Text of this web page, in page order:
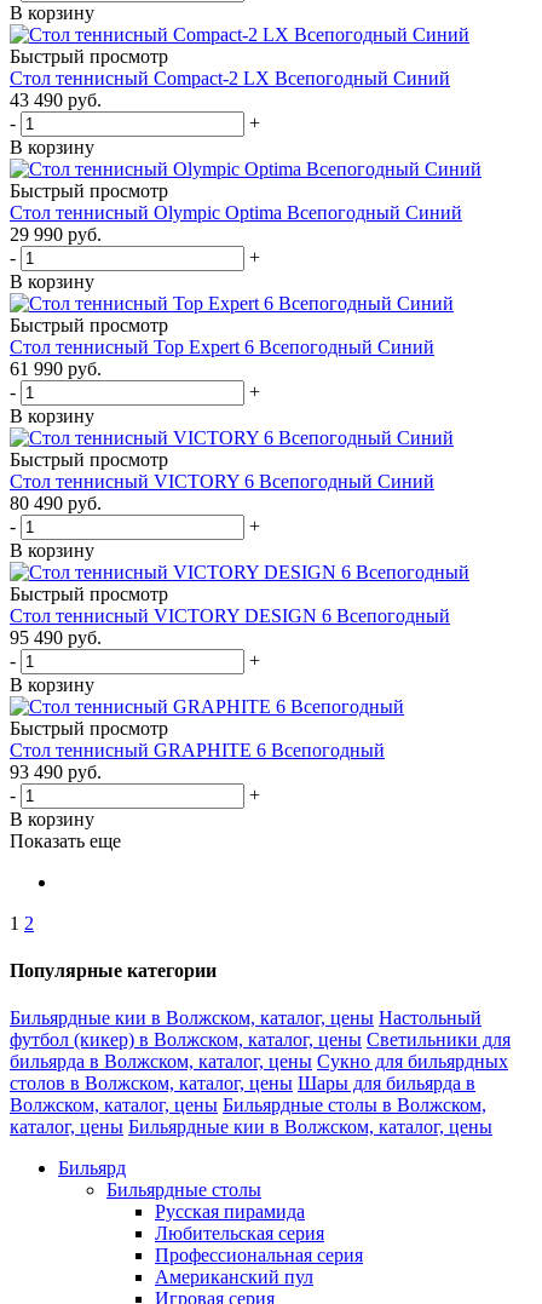
В корзину
Быстрый просмотр
Стол теннисный Compact-2 LX Всепогодный Синий
43 490 руб.
-
+
В корзину
Быстрый просмотр
Стол теннисный Olympic Optima Всепогодный Синий
29 990 руб.
-
+
В корзину
Быстрый просмотр
Стол теннисный Top Expert 6 Всепогодный Синий
61 990 руб.
-
+
В корзину
Быстрый просмотр
Стол теннисный VICTORY 6 Всепогодный Синий
80 490 руб.
-
+
В корзину
Быстрый просмотр
Стол теннисный VICTORY DESIGN 6 Всепогодный
95 490 руб.
-
+
В корзину
Быстрый просмотр
Стол теннисный GRAPHITE 6 Всепогодный
93 490 руб.
-
+
В корзину
Показать еще
1 2
Популярные категории
Бильярдные кии в Волжском, каталог, цены Настольный
футбол (кикер) в Волжском, каталог, цены Светильники для
бильярда в Волжском, каталог, цены Сукно для бильярдных
столов в Волжском, каталог, цены Шары для бильярда в
Волжском, каталог, цены Бильярдные столы в Волжском,
каталог, цены Бильярдные кии в Волжском, каталог, цены
Бильярд
Бильярдные столы
Русская пирамида
Любительская серия
Профессиональная серия
Американский пул
Игровая серия